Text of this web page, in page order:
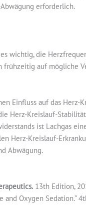
erforderlich.
wichtig, die
auf mögliche
Einfluss auf das Herz-
Herz-Kreislauf-
ist Lachgas
Herz-Kreislauf-
Abwägung.
13th Edition,
and Oxygen Sedation.”